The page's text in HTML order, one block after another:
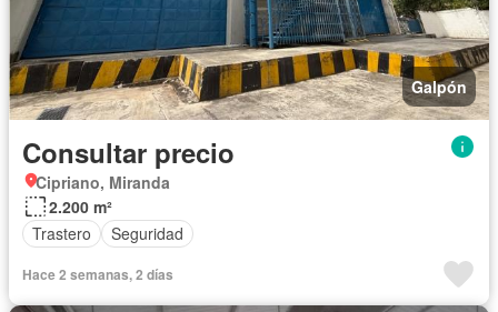
Galpón
Consultar precio
Cipriano, Miranda
2.200 m²
Trastero
Seguridad
Hace 2 semanas, 2 días